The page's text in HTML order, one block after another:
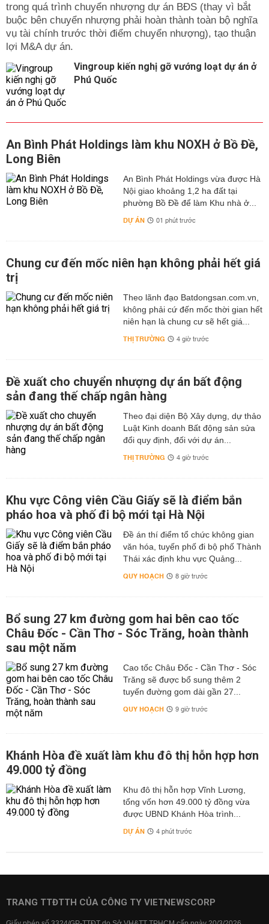
trong quá trình chuyển nhượng dự án BĐS (thay vì bắt
buộc bên chuyển nhượng phải hoàn thành toàn bộ nghĩa
vụ tài chính trước thời điểm chuyển nhượng), tạo thuận
lợi M&A dự án.
Vingroup kiến nghị gỡ vướng loạt dự án ở
Phú Quốc
An Bình Phát Holdings làm khu NOXH ở Bồ Đề,
Long Biên
An Bình Phát Holdings vừa được Hà
Nội giao khoảng 1,2 ha đất tại
phường Bồ Đề để làm Khu nhà ở...
DỰ ÁN 01 phút trước
Chung cư đến mốc niên hạn không phải hết giá
trị
Theo lãnh đạo Batdongsan.com.vn,
không phải cứ đến mốc thời gian hết
niên hạn là chung cư sẽ hết giá...
THỊ TRƯỜNG 4 giờ trước
Đề xuất cho chuyển nhượng dự án bất động
sản đang thế chấp ngân hàng
Theo đại diện Bộ Xây dựng, dự thảo
Luật Kinh doanh Bất động sản sửa
đổi quy định, đối với dự án...
THỊ TRƯỜNG 4 giờ trước
Khu vực Công viên Cầu Giấy sẽ là điểm bắn
pháo hoa và phố đi bộ mới tại Hà Nội
Đề án thí điểm tổ chức không gian
văn hóa, tuyến phố đi bộ phố Thành
Thái xác định khu vực Quảng...
QUY HOẠCH 8 giờ trước
Bổ sung 27 km đường gom hai bên cao tốc
Châu Đốc - Cần Thơ - Sóc Trăng, hoàn thành
sau một năm
Cao tốc Châu Đốc - Cần Thơ - Sóc
Trăng sẽ được bổ sung thêm 2
tuyến đường gom dài gần 27...
QUY HOẠCH 9 giờ trước
Khánh Hòa đề xuất làm khu đô thị hỗn hợp hơn
49.000 tỷ đồng
Khu đô thị hỗn hợp Vĩnh Lương,
tổng vốn hơn 49.000 tỷ đồng vừa
được UBND Khánh Hòa trình...
DỰ ÁN 4 phút trước
TRANG TTĐTTH CỦA CÔNG TY VIETNEWSCORP